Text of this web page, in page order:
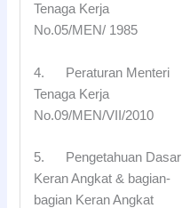
Tenaga Kerja
No.05/MEN/ 1985
4. Peraturan Menteri
Tenaga Kerja
No.09/MEN/VII/2010
5. Pengetahuan Dasar
Keran Angkat & bagian-
bagian Keran Angkat